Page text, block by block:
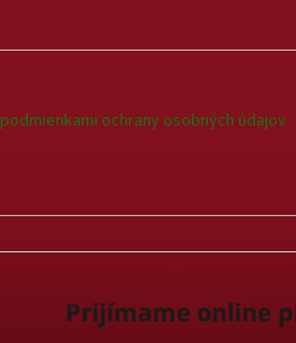
v
p
podmienkami ochrany osobných údajov
Prijímame online